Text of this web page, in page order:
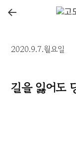
←
2020.9.7.월요일
길을 잃어도